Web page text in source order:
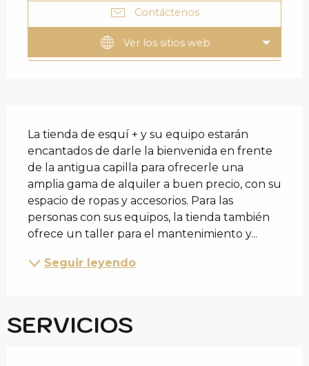
Contáctenos
Ver los sitios web
La tienda de esquí + y su equipo estarán
encantados de darle la bienvenida en frente
de la antigua capilla para ofrecerle una
amplia gama de alquiler a buen precio, con su
espacio de ropas y accesorios. Para las
personas con sus equipos, la tienda también
ofrece un taller para el mantenimiento y...
Seguir leyendo
SERVICIOS